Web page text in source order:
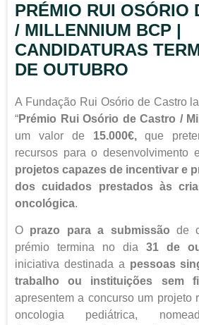
PRÉMIO RUI OSÓRIO
/ MILLENNIUM BCP |
CANDIDATURAS
DE OUTUBRO
A Fundação Rui Osório de Castro
“Prémio Rui Osório de Castro /
um valor de 15.000€,que
recursos para o desenvolvimento
projetos capazes de incentivar e
dos cuidados prestados às
oncológica.
O prazo para a submissão de
prémio termina no dia 31 de
iniciativa destinada a pessoas
trabalho ou instituições sem
apresentem a concurso um projeto
oncologia pediátrica,